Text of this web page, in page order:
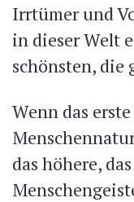
Irrtümer und
in dieser Welt
schönsten, die
Wenn das
das höhere,